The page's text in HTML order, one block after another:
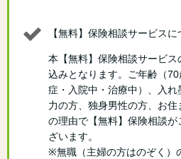
【無料】保険相談サービス
本【無料】保険相談サービ
込みとなります。ご年齢（
症・入院中・治療中）、入
力の方、独身男性の方、お
の理由で【無料】保険相談
ざいます。
※無職（主婦の方はのぞく）